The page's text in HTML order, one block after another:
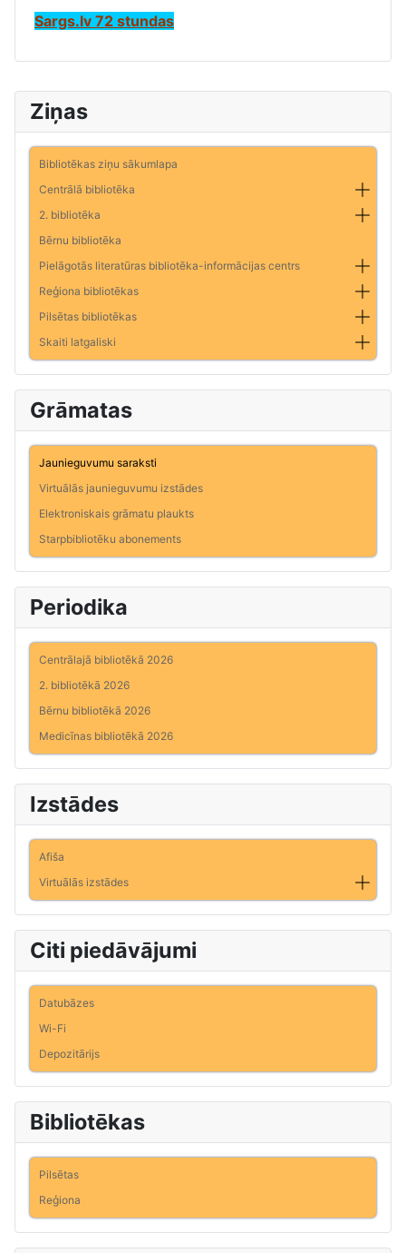
Ziņas
Bibliotēkas ziņu sākumlapa
Centrālā bibliotēka
2. bibliotēka
Bērnu bibliotēka
Pielāgotās literatūras bibliotēka-informācijas centrs
Reģiona bibliotēkas
Pilsētas bibliotēkas
Skaiti latgaliski
Grāmatas
Jaunieguvumu saraksti
Virtuālās jaunieguvumu izstādes
Elektroniskais grāmatu plaukts
Starpbibliotēku abonements
Periodika
Centrālajā bibliotēkā 2026
2. bibliotēkā 2026
Bērnu bibliotēkā 2026
Medicīnas bibliotēkā 2026
Izstādes
Afiša
Virtuālās izstādes
Citi piedāvājumi
Datubāzes
Wi-Fi
Depozitārijs
Bibliotēkas
Pilsētas
Reģiona
Sargs.lv 72 stundas